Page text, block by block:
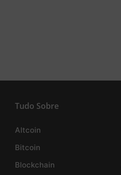
Tudo Sobre
Altcoin
Bitcoin
Blockchain